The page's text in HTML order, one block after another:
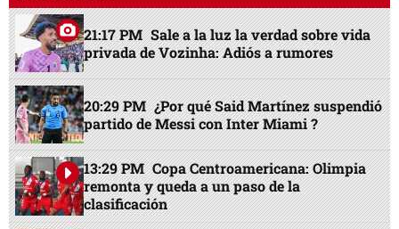
21:17 PM Sale a la luz la verdad sobre vida
privada de Vozinha: Adiós a rumores
20:29 PM ¿Por qué Said Martínez suspendió
partido de Messi con Inter Miami ?
13:29 PM Copa Centroamericana: Olimpia
remonta y queda a un paso de la
clasificación